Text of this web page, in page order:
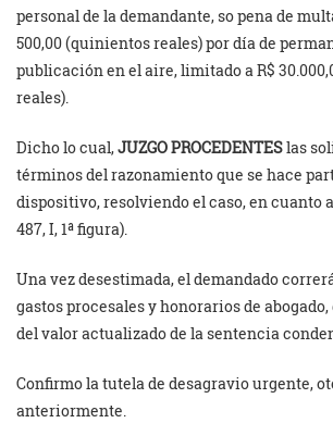
personal de la demandante, so pena de
500,00 (quinientos reales) por día de
publicación en el aire, limitado a R$
reales).
Dicho lo cual,JUZGO PROCEDENTESlas
términos del razonamiento que se hace
dispositivo, resolviendo el caso, en cuanto
487, I, 1ª figura).
Una vez desestimada, el demandado
gastos procesales y honorarios de abogado,
del valor actualizado de la sentencia
Confirmo la tutela de desagravio urgente,
anteriormente.